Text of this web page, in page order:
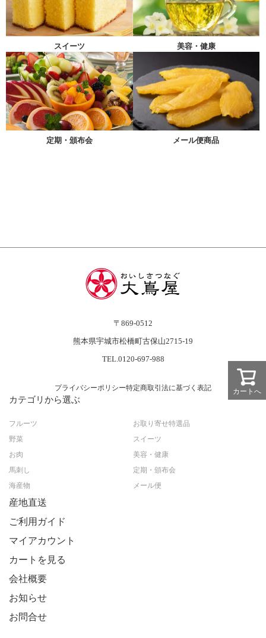
カートへ
スイーツ 美容・健康
定期・頒布会 メール便商品
〒869-0512
熊本県宇城市松橋町古保山2715-19
TEL.0120-697-988
プライバシーポリシー特定商取引法に基づく表記
カテゴリから選ぶ
フルーツ
野菜
お肉
馬刺し
海産物
お取り寄せ特選品
スイーツ
美容・健康
定期・頒布会
メール便
産地直送
ご利用ガイド
マイアカウント
カートを見る
会社概要
お知らせ
お問合せ